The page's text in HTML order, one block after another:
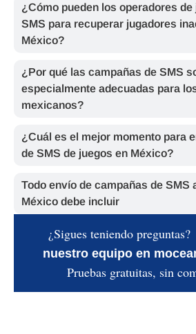
¿Cómo pueden los operadores
SMS para recuperar jugadores
México?
¿Por qué las campañas de SMS
especialmente adecuadas para
mexicanos?
¿Cuál es el mejor momento para
de SMS de juegos en México?
Todo envío de campañas de SMS
México debe incluir
¿Sigues teniendo preguntas?
nuestro equipo en
Pruebas gratuitas, sin